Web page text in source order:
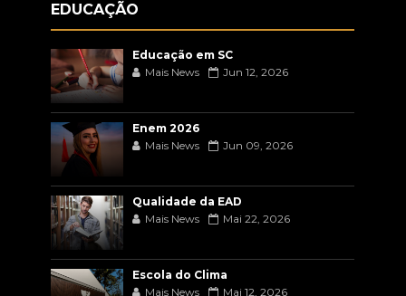
EDUCAÇÃO
Educação em SC
Mais News
Jun 12, 2026
Enem 2026
Mais News
Jun 09, 2026
Qualidade da EAD
Mais News
Mai 22, 2026
Escola do Clima
Mais News
Mai 12, 2026